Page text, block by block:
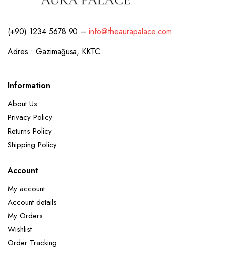
(+90) 1234 5678 90 –info@theaurapalace.com
Adres : Gazimağusa, KKTC
Information
About Us
Privacy Policy
Returns Policy
Shipping Policy
Account
My account
Account details
My Orders
Wishlist
Order Tracking